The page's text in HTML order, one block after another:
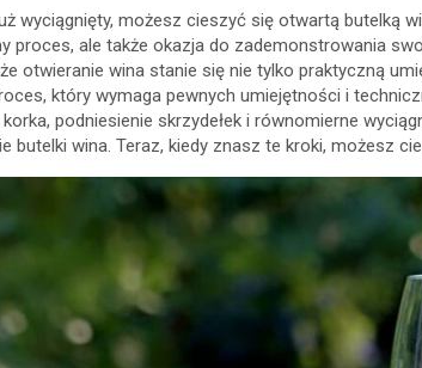
wyciągnięty, możesz cieszyć się otwartą butelką
proces, ale także okazja do zademonstrowania
otwieranie wina stanie się nie tylko praktyczną
który wymaga pewnych umiejętności i
korka, podniesienie skrzydełek i równomierne
butelki wina. Teraz, kiedy znasz te kroki, możesz